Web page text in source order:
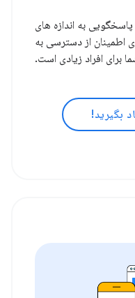
به اندازه های
اطمینان از دسترسی به
برای افراد زیادی است.
بگیرید!